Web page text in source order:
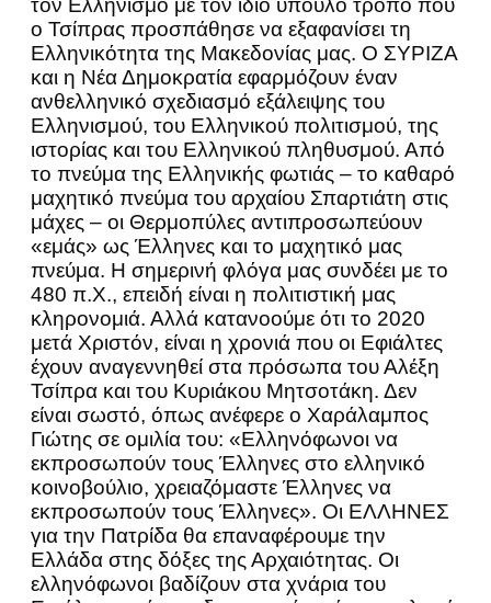
τον Ελληνισμό με τον ίδιο ύπουλο τρόπο που
ο Τσίπρας προσπάθησε να εξαφανίσει τη
Ελληνικότητα της Μακεδονίας μας. Ο ΣΥΡΙΖΑ
και η Νέα Δημοκρατία εφαρμόζουν έναν
ανθελληνικό σχεδιασμό εξάλειψης του
Ελληνισμού, του Ελληνικού πολιτισμού, της
ιστορίας και του Ελληνικού πληθυσμού. Από
το πνεύμα της Ελληνικής φωτιάς – το καθαρό
μαχητικό πνεύμα του αρχαίου Σπαρτιάτη στις
μάχες – οι Θερμοπύλες αντιπροσωπεύουν
«εμάς» ως Έλληνες και το μαχητικό μας
πνεύμα. Η σημερινή φλόγα μας συνδέει με το
480 π.Χ., επειδή είναι η πολιτιστική μας
κληρονομιά. Αλλά κατανοούμε ότι το 2020
μετά Χριστόν, είναι η χρονιά που οι Εφιάλτες
έχουν αναγεννηθεί στα πρόσωπα του Αλέξη
Τσίπρα και του Κυριάκου Μητσοτάκη. Δεν
είναι σωστό, όπως ανέφερε ο Χαράλαμπος
Γιώτης σε ομιλία του: «Ελληνόφωνοι να
εκπροσωπούν τους Έλληνες στο ελληνικό
κοινοβούλιο, χρειαζόμαστε Έλληνες να
εκπροσωπούν τους Έλληνες». Οι ΕΛΛΗΝΕΣ
για την Πατρίδα θα επαναφέρουμε την
Ελλάδα στης δόξες της Αρχαιότητας. Οι
ελληνόφωνοι βαδίζουν στα χνάρια του